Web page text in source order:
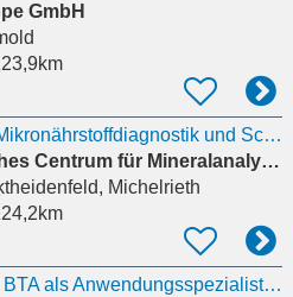
GmbH
Laborant für Mikronährstoffdiagnostik und Schwermetallanalysen gesucht
Diagnostisches Centrum für Mineralanalytik und Spektroskopie DCMS GmbH
Michelrieth
MTL / MTLA / BTA als Anwendungsspezialist Histotechnologie (m/w/d)